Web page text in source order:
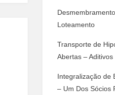
Loteamento
Transporte de
Abertas – Aditivos
Integralização de
– Um Dos Sócios